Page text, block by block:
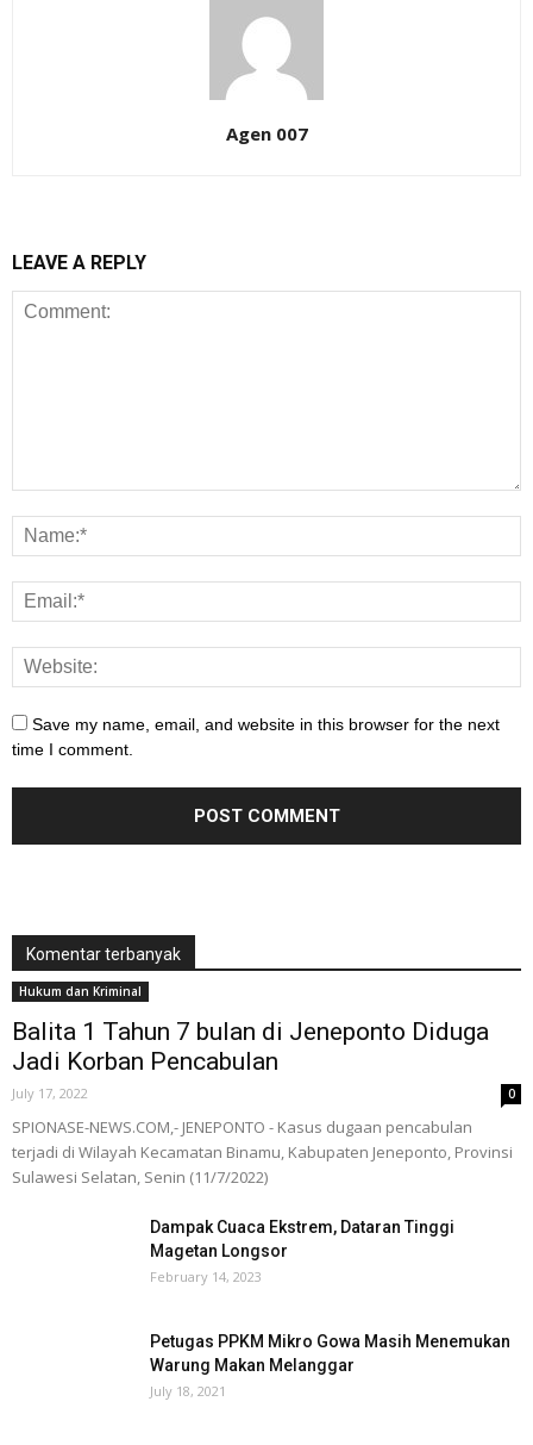
Agen 007
LEAVE A REPLY
Save my name, email, and website in this browser for the next
time I comment.
Komentar terbanyak
Hukum dan Kriminal
Balita 1 Tahun 7 bulan di Jeneponto Diduga
Jadi Korban Pencabulan
July 17, 2022 0
SPIONASE-NEWS.COM,- JENEPONTO - Kasus dugaan pencabulan
terjadi di Wilayah Kecamatan Binamu, Kabupaten Jeneponto, Provinsi
Sulawesi Selatan, Senin (11/7/2022)
Dampak Cuaca Ekstrem, Dataran Tinggi
Magetan Longsor
February 14, 2023
Petugas PPKM Mikro Gowa Masih Menemukan
Warung Makan Melanggar
July 18, 2021